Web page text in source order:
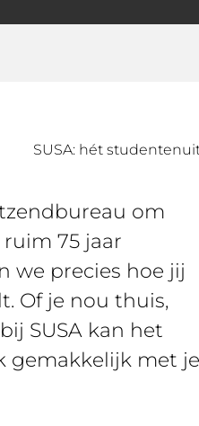
SUSA: hét
om
75 jaar
we precies hoe jij
Of je nou thuis,
SUSA kan het
gemakkelijk met je